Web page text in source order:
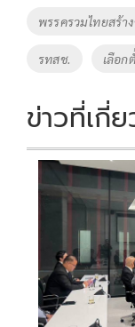
k
พรรครวมไทยสร้า
รทสช. เลือก
ข่าวที่เกี่